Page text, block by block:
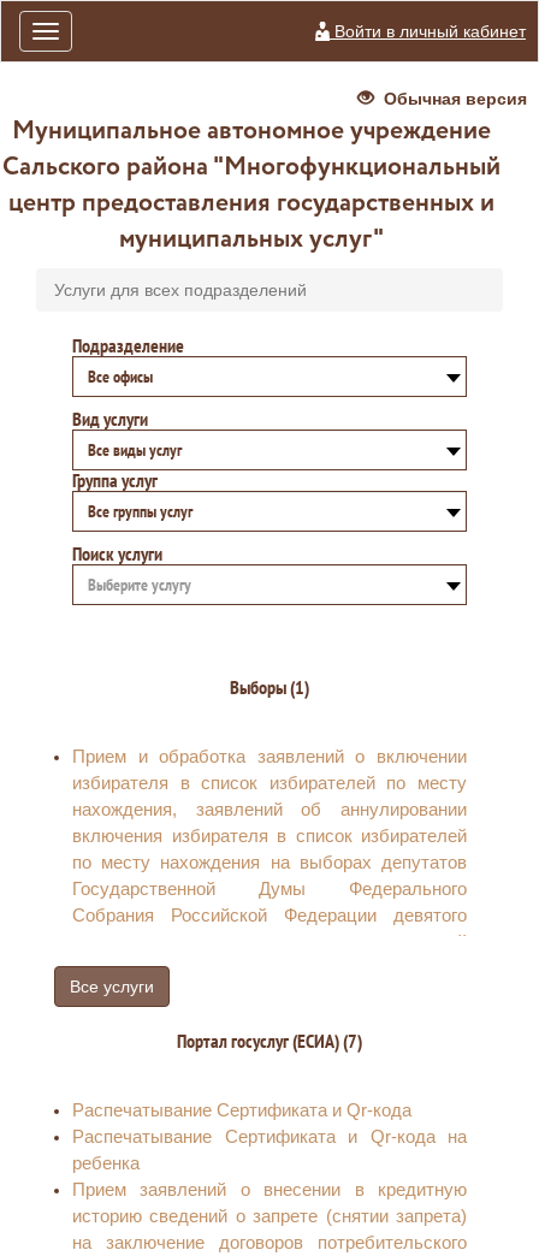
Toggle
navigation
Войти в личный кабинет
Обычная версия
Муниципальное автономное учреждение
Сальского района "Многофункциональный
центр предоставления государственных и
муниципальных услуг"
Услуги для всех подразделений
Подразделение
Все офисы
Вид услуги
Все виды услуг
Группа услуг
Все группы услуг
Поиск услуги
Выберите услугу
Выборы (1)
Прием и обработка заявлений о включении
избирателя в список избирателей по месту
нахождения, заявлений об аннулировании
включения избирателя в список избирателей
по месту нахождения на выборах депутатов
Государственной Думы Федерального
Собрания Российской Федерации девятого
созыва, направлению соответствующей
информации в централизованную базу данных
Государственной автоматизированной
передаче заявлений в ТИК
Все услуги
Портал госуслуг (ЕСИА) (7)
Распечатывание Сертификата и Qr-кода
Распечатывание Сертификата и Qr-кода на
ребенка
Прием заявлений о внесении в кредитную
историю сведений о запрете (снятии запрета)
на заключение договоров потребительского